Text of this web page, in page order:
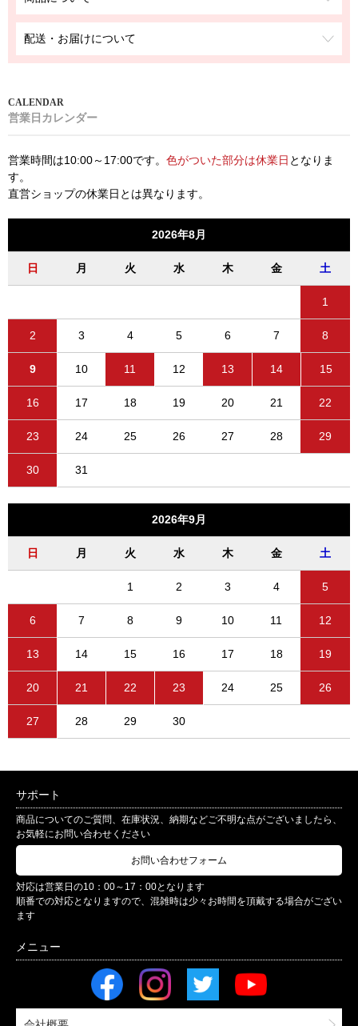
配送・お届けについて
営業日カレンダー
営業時間は10:00～17:00です。 色がついた部分は休業日 となりま
す。
直営ショップの休業日とは異なります。
2026年8月
日 月 火 水 木 金 土
1
2 3 4 5 6 7 8
9 10 11 12 13 14 15
16 17 18 19 20 21 22
23 24 25 26 27 28 29
30 31
2026年9月
日 月 火 水 木 金 土
1 2 3 4 5
6 7 8 9 10 11 12
13 14 15 16 17 18 19
20 21 22 23 24 25 26
27 28 29 30
サポート
商品についてのご質問、在庫状況、納期などご不明な点がございましたら、
お気軽にお問い合わせください
お問い合わせフォーム
対応は営業日の10：00～17：00となります
順番での対応となりますので、混雑時は少々お時間を頂戴する場合がござい
ます